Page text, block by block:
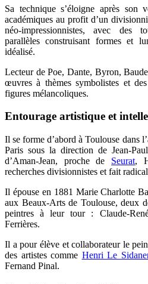
Sa technique s’éloigne après son
académiques au profit d’un
néo-impressionnistes, avec des
parallèles construisant formes et
idéalisé.
Lecteur de Poe, Dante, Byron,
œuvres à thèmes symbolistes et
figures mélancoliques.
Entourage artistique et
Il se forme d’abord à Toulouse dans
Paris sous la direction de Jean-
d’Aman-Jean, proche de Seurat,
recherches divisionnistes et fait
Il épouse en 1881 Marie Charlotte
aux Beaux-Arts de Toulouse, deux
peintres à leur tour : Claude-
Ferrières.
Il a pour élève et collaborateur le
des artistes comme Henri Le
Fernand Pinal.